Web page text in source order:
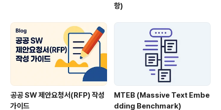
항)
공공 SW 제안요청서(RFP) 작성
가이드
MTEB (Massive Text Embe
dding Benchmark)